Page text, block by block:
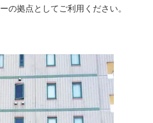
の拠点としてご利用ください。